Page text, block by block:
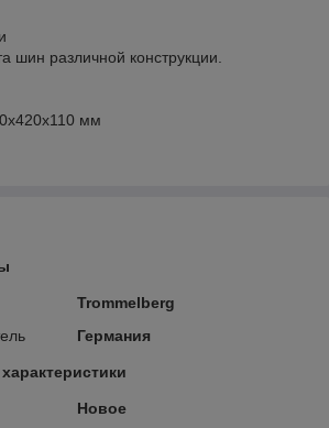
различной конструкции.
мм
Trommelberg
Германия
Новое